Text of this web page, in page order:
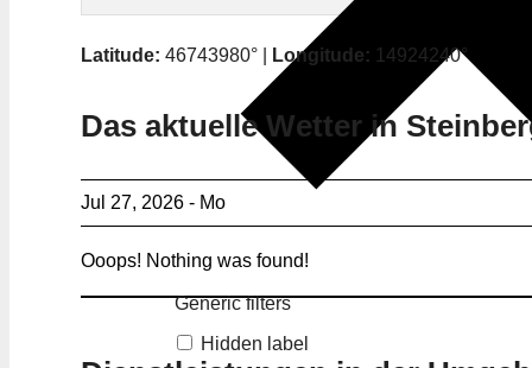
Generic filters
Hidden label
Latitude: 46743980° | Longitude: 14924240°
Das aktuelle Wetter in
Jul 27, 2026 - Mo
Ooops! Nothing was found!